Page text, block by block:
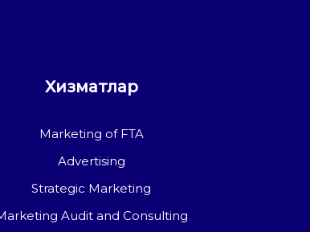
Хизматлар
Marketing of FTA
Advertising
Strategic Marketing
Audit and Consulting